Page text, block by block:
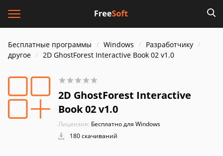
Бесплатные программы Windows
Разработчику
другое
2D GhostForest Interactive Book 02 v1.0
2D GhostForest Interactive
Book 02 v1.0
Лицензия: Бесплатно для Windows
180 скачиваний